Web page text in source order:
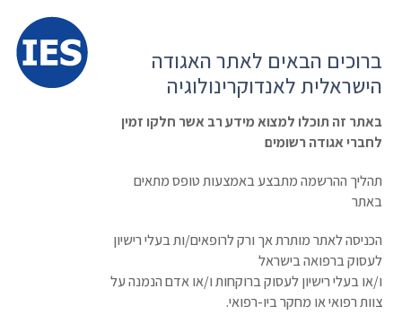
הרשמה ועדכון נתונים
כניסת חברים
ראשי » משולחן האגודה »
תמיכה במלגות נסיעה לשנים 2021-2020
תאריך: 31/05/2020
ברוכים הבאים לאתר האגודה
הישראלית לאנדוקרינולוגיה
באתר זה תוכלו למצוא מידע רב אשר חלקו זמין
לחברי אגודה רשומים
תהליך ההרשמה מתבצע באמצעות טופס מתאים
באתר
הכניסה לאתר מותרת אך ורק לרופאים/ות בעלי רישיון
לעסוק ברפואה בישראל
ו/או בעלי רישיון לעסוק ברוקחות ו/או אדם הנמנה על
צוות רפואי או מחקר ביו-רפואי.